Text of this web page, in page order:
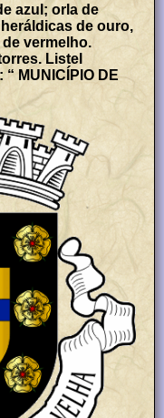
azul; orla de
de ouro,
vermelho.
Listel
MUNICÍPIO DE